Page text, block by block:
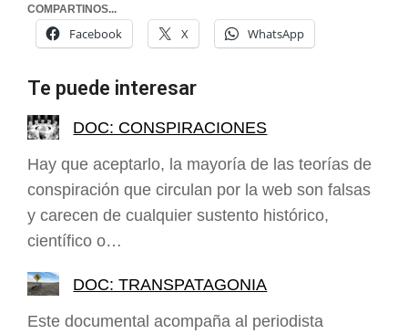
COMPARTINOS...
Facebook X WhatsApp
Te puede interesar
DOC: CONSPIRACIONES
Hay que aceptarlo, la mayoría de las teorías de
conspiración que circulan por la web son falsas
y carecen de cualquier sustento histórico,
científico o…
DOC: TRANSPATAGONIA
Este documental acompaña al periodista